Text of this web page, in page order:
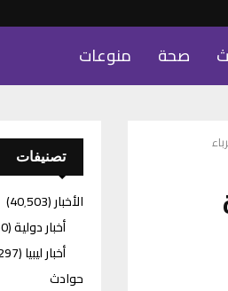
صحة منوعات
تصنيفات
الأخبار(40٬503)
أخبار دولية(3٬760)
أخبار ليبيا(34٬297)
حوادث